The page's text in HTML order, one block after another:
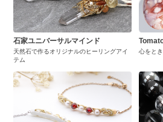
石家ユニバーサルマインド
天然石で作るオリジナルのヒーリングアイ
テム
心をと